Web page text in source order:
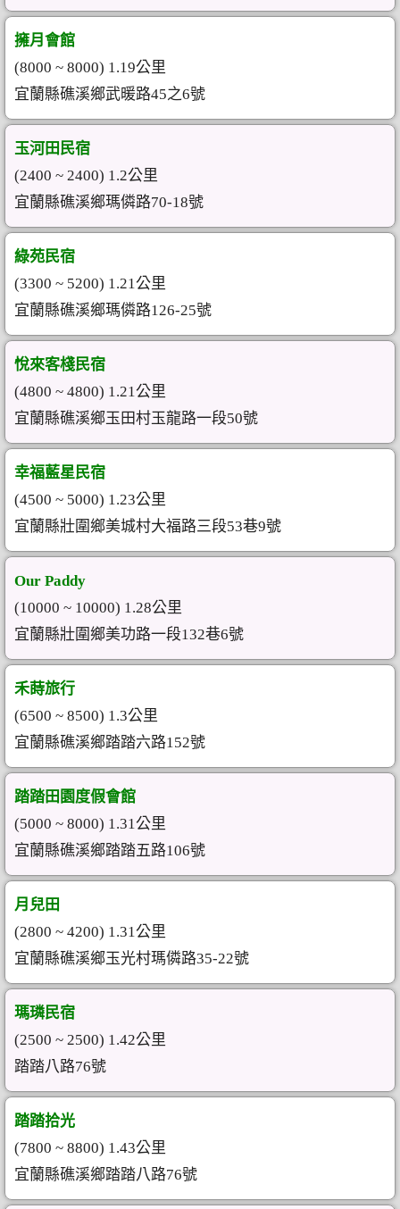
擁月會館
(8000 ~ 8000) 1.19公里
宜蘭縣礁溪鄉武暖路45之6號
玉河田民宿
(2400 ~ 2400) 1.2公里
宜蘭縣礁溪鄉瑪僯路70-18號
綠苑民宿
(3300 ~ 5200) 1.21公里
宜蘭縣礁溪鄉瑪僯路126-25號
悅來客棧民宿
(4800 ~ 4800) 1.21公里
宜蘭縣礁溪鄉玉田村玉龍路一段50號
幸福藍星民宿
(4500 ~ 5000) 1.23公里
宜蘭縣壯圍鄉美城村大福路三段53巷9號
Our Paddy
(10000 ~ 10000) 1.28公里
宜蘭縣壯圍鄉美功路一段132巷6號
禾蒔旅行
(6500 ~ 8500) 1.3公里
宜蘭縣礁溪鄉踏踏六路152號
踏踏田園度假會館
(5000 ~ 8000) 1.31公里
宜蘭縣礁溪鄉踏踏五路106號
月兒田
(2800 ~ 4200) 1.31公里
宜蘭縣礁溪鄉玉光村瑪僯路35-22號
瑪璘民宿
(2500 ~ 2500) 1.42公里
踏踏八路76號
踏踏拾光
(7800 ~ 8800) 1.43公里
宜蘭縣礁溪鄉踏踏八路76號